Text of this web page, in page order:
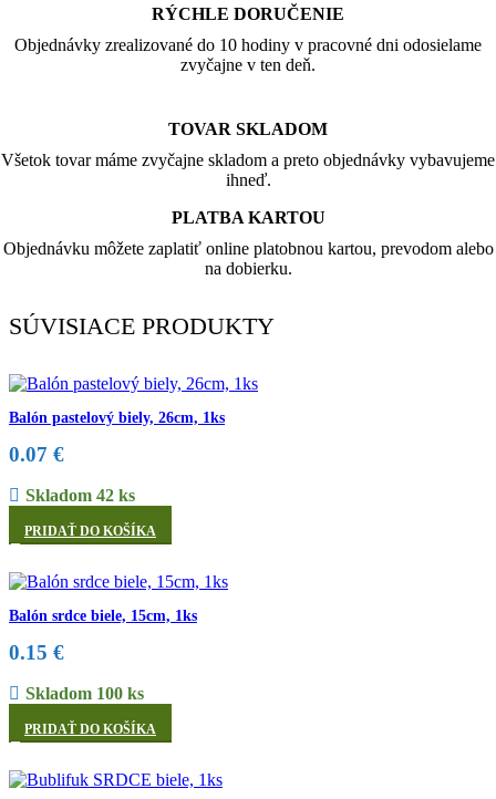
RÝCHLE DORUČENIE
Objednávky zrealizované do 10 hodiny v pracovné dni odosielame
zvyčajne v ten deň.
TOVAR SKLADOM
Všetok tovar máme zvyčajne skladom a preto objednávky vybavujeme
ihneď.
PLATBA KARTOU
Objednávku môžete zaplatiť online platobnou kartou, prevodom alebo
na dobierku.
SÚVISIACE PRODUKTY
Balón pastelový biely, 26cm, 1ks
0.07 €
Skladom 42 ks
PRIDAŤ DO KOŠÍKA
Balón srdce biele, 15cm, 1ks
0.15 €
Skladom 100 ks
PRIDAŤ DO KOŠÍKA